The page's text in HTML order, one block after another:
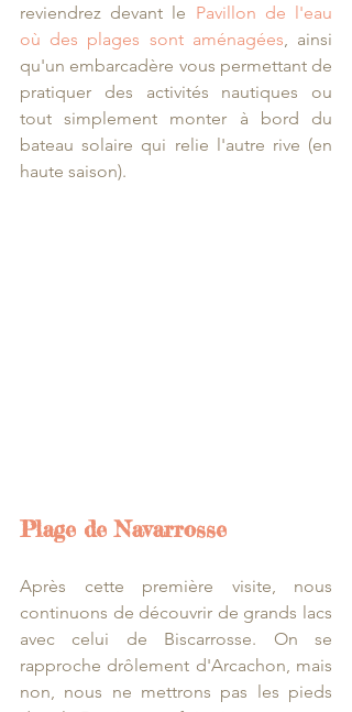
reviendrez devant le Pavillon de l'eau
où des plages sont aménagées , ainsi
qu'un embarcadère vous permettant de
pratiquer des activités nautiques ou
tout simplement monter à bord du
bateau solaire qui relie l'autre rive (en
haute saison).
Plage de Navarrosse
Après cette première visite, nous
continuons de découvrir de grands lacs
avec celui de Biscarrosse. On se
rapproche drôlement d'Arcachon, mais
non, nous ne mettrons pas les pieds